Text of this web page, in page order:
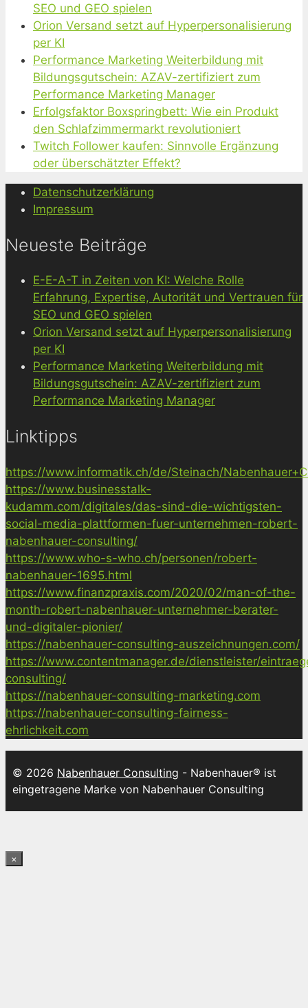
SEO und GEO spielen
Orion Versand setzt auf Hyperpersonalisierung
per KI
Performance Marketing Weiterbildung mit
Bildungsgutschein: AZAV-zertifiziert zum
Performance Marketing Manager
Erfolgsfaktor Boxspringbett: Wie ein Produkt
den Schlafzimmermarkt revolutioniert
Twitch Follower kaufen: Sinnvolle Ergänzung
oder überschätzter Effekt?
Datenschutzerklärung
Impressum
Neueste Beiträge
E-E-A-T in Zeiten von KI: Welche Rolle
Erfahrung, Expertise, Autorität und Vertrauen für
SEO und GEO spielen
Orion Versand setzt auf Hyperpersonalisierung
per KI
Performance Marketing Weiterbildung mit
Bildungsgutschein: AZAV-zertifiziert zum
Performance Marketing Manager
Linktipps
https://www.informatik.ch/de/Steinach/
https://www.businesstalk-
kudamm.com/digitales/das-sind-die-wichtigsten-
social-media-plattformen-fuer-unternehmen-robert-
nabenhauer-consulting/
https://www.who-s-who.ch/personen/robert-
nabenhauer-1695.html
https://www.finanzpraxis.com/2020/02/man-of-the-
month-robert-nabenhauer-unternehmer-berater-
und-digitaler-pionier/
https://nabenhauer-consulting-auszeichnungen.com/
https://www.contentmanager.de/dienstleister/
consulting/
https://nabenhauer-consulting-marketing.com
https://nabenhauer-consulting-fairness-
ehrlichkeit.com
© 2026 Nabenhauer Consulting - Nabenhauer® ist
eingetragene Marke von Nabenhauer Consulting
×